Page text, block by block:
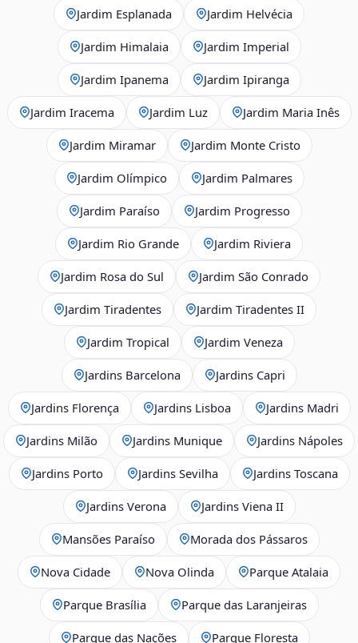
Jardim Esplanada Jardim Helvécia
Jardim Himalaia Jardim Imperial
Jardim Ipanema Jardim Ipiranga
Jardim Iracema Jardim Luz Jardim Maria Inês
Jardim Miramar Jardim Monte Cristo
Jardim Olímpico Jardim Palmares
Jardim Paraíso Jardim Progresso
Jardim Rio Grande Jardim Riviera
Jardim Rosa do Sul Jardim São Conrado
Jardim Tiradentes Jardim Tiradentes II
Jardim Tropical Jardim Veneza
Jardins Barcelona Jardins Capri
Jardins Florença Jardins Lisboa Jardins Madri
Jardins Milão Jardins Munique Jardins Nápoles
Jardins Porto Jardins Sevilha Jardins Toscana
Jardins Verona Jardins Viena II
Mansões Paraíso Morada dos Pássaros
Nova Cidade Nova Olinda Parque Atalaia
Parque Brasília Parque das Laranjeiras
Parque das Nações Parque Floresta